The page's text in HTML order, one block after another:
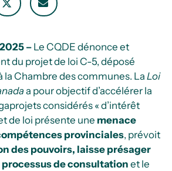
– Le CQDE dénonce et
du projet de loi C-5, déposé
la Chambre des communes. La Loi
a pour objectif d’accélérer la
considérés « d’intérêt
de loi présente une menace
provinciales, prévoit
des pouvoirs, laisse présager
processus de consultation et le